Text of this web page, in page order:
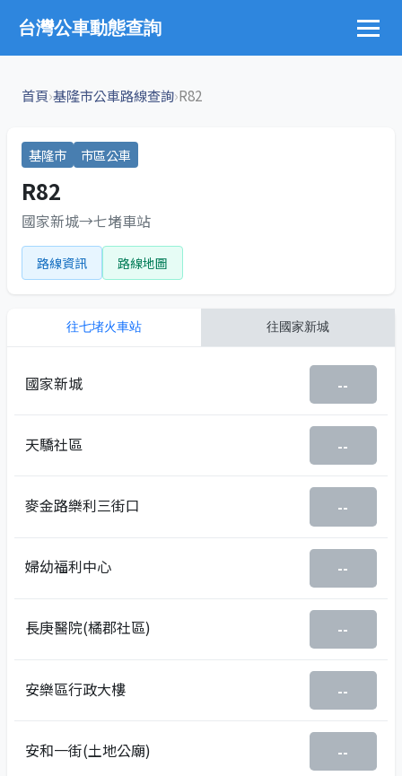
台灣公車動態查詢
首頁›基隆市公車路線查詢›R82
基隆市 市區公車
R82
國家新城→七堵車站
路線資訊 路線地圖
往七堵火車站 往國家新城
國家新城 --
天驕社區 --
麥金路樂利三街口 --
婦幼福利中心 --
長庚醫院(橘郡社區) --
安樂區行政大樓 --
安和一街(土地公廟) --